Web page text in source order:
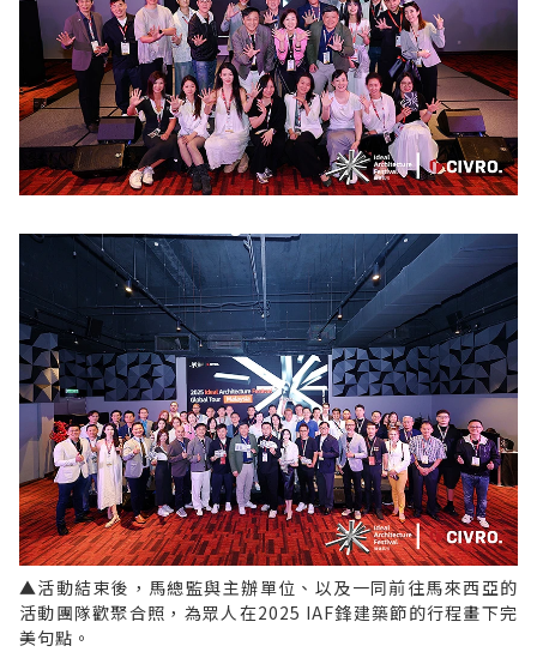
▲活動結束後，馬總監與主辦單位、以及一同前往馬來西亞的
活動團隊歡聚合照，為眾人在2025 IAF鋒建築節的行程畫下完
美句點。